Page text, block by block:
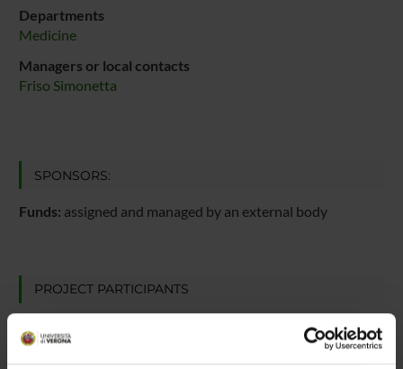
Departments
Medicine
Managers or local contacts
Friso Simonetta
SPONSORS:
Funds: assigned and managed by an external body
PROJECT PARTICIPANTS
Full Professor